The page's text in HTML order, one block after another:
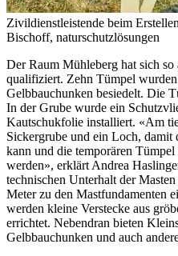
Zivildienstleistende beim
Bischoff, naturschutzlösungen
Der Raum Mühleberg hat sich
qualifiziert. Zehn Tümpel
Gelbbauchunken besiedelt. Die
In der Grube wurde ein
Kautschukfolie installiert. «Am
Sickergrube und ein Loch, damit
kann und die temporären
werden», erklärt Andrea
technischen Unterhalt der
Meter zu den Mastfundamenten
werden kleine Verstecke aus
errichtet. Nebendran bieten
Gelbbauchunken und auch